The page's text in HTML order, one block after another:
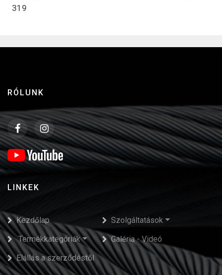
319
RÓLUNK
LINKEK
Kezdőlap
Termékkategóriák
Elállás a szerződéstől
Szolgáltatások
Galéria - Videó